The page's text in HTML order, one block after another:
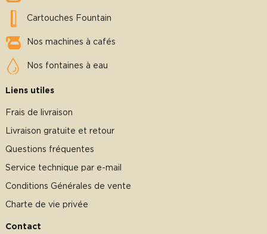
Cartouches Fountain
Nos machines à cafés
Nos fontaines à eau
Liens utiles
Frais de livraison
Livraison gratuite et retour
Questions fréquentes
Service technique par e-mail
Conditions Générales de vente
Charte de vie privée
Contact